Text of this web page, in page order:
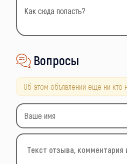
Как сюда попасть?
Вопросы
Об этом объявлении еще ни кто